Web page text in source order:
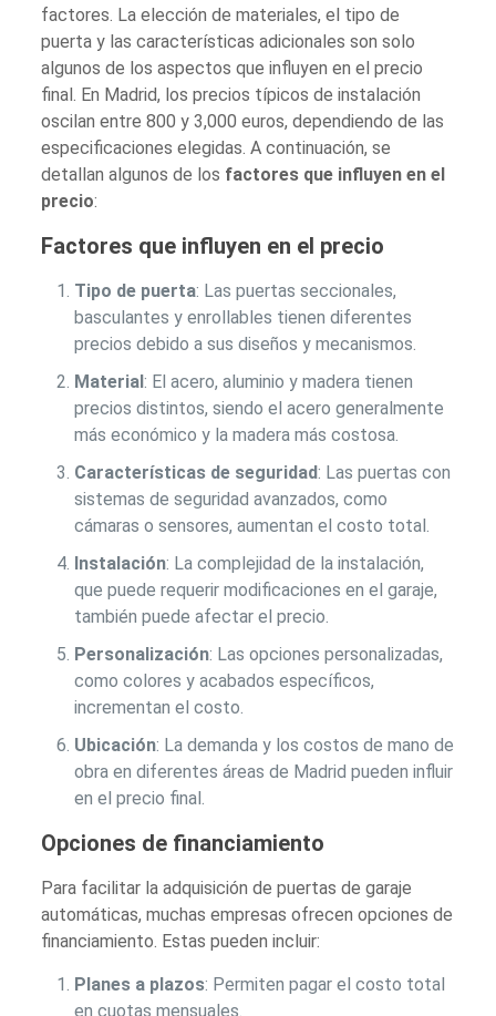
factores. La elección de materiales, el tipo de
puerta y las características adicionales son solo
algunos de los aspectos que influyen en el precio
final. En Madrid, los precios típicos de instalación
oscilan entre 800 y 3,000 euros, dependiendo de las
especificaciones elegidas. A continuación, se
detallan algunos de los factores que influyen en el
precio:
Factores que influyen en el precio
Tipo de puerta: Las puertas seccionales,
basculantes y enrollables tienen diferentes
precios debido a sus diseños y mecanismos.
Material: El acero, aluminio y madera tienen
precios distintos, siendo el acero generalmente
más económico y la madera más costosa.
Características de seguridad: Las puertas con
sistemas de seguridad avanzados, como
cámaras o sensores, aumentan el costo total.
Instalación: La complejidad de la instalación,
que puede requerir modificaciones en el garaje,
también puede afectar el precio.
Personalización: Las opciones personalizadas,
como colores y acabados específicos,
incrementan el costo.
Ubicación: La demanda y los costos de mano de
obra en diferentes áreas de Madrid pueden influir
en el precio final.
Opciones de financiamiento
Para facilitar la adquisición de puertas de garaje
automáticas, muchas empresas ofrecen opciones de
financiamiento. Estas pueden incluir:
Planes a plazos: Permiten pagar el costo total
en cuotas mensuales.